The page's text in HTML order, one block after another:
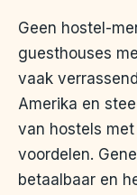
Geen hostel-
guesthouses
vaak
Amerika en
van hostels
voordelen.
betaalbaar en